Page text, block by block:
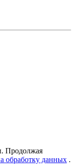
Продолжая
обработку данных .